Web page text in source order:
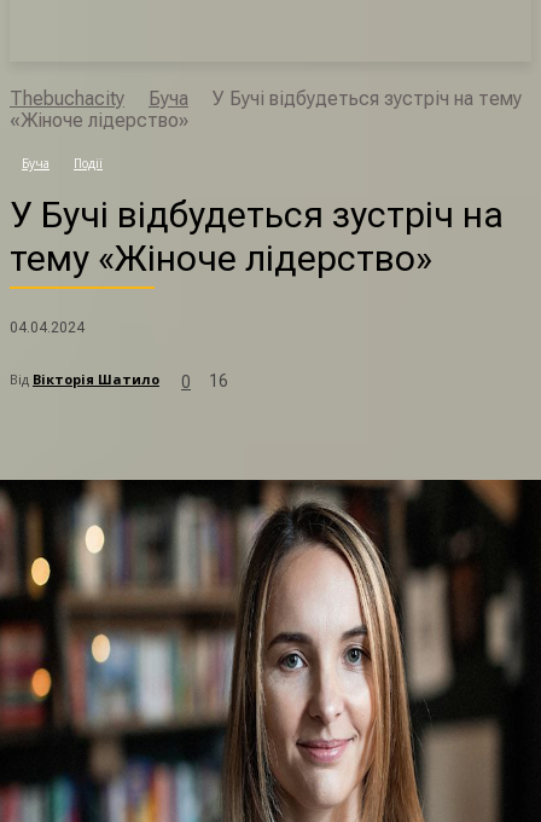
Thebuchacity Буча
У Бучі відбудеться зустріч на тему
«Жіноче лідерство»
Буча Події
У Бучі відбудеться зустріч на
тему «Жіноче лідерство»
04.04.2024
Від Вікторія Шатило 0 16